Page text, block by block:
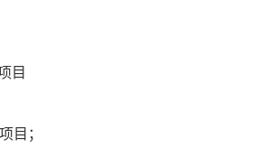
目
目；